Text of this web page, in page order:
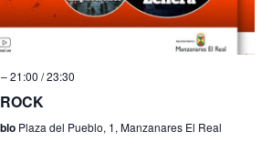
21:00 /23:30
Plaza del Pueblo, 1, Manzanares El Real